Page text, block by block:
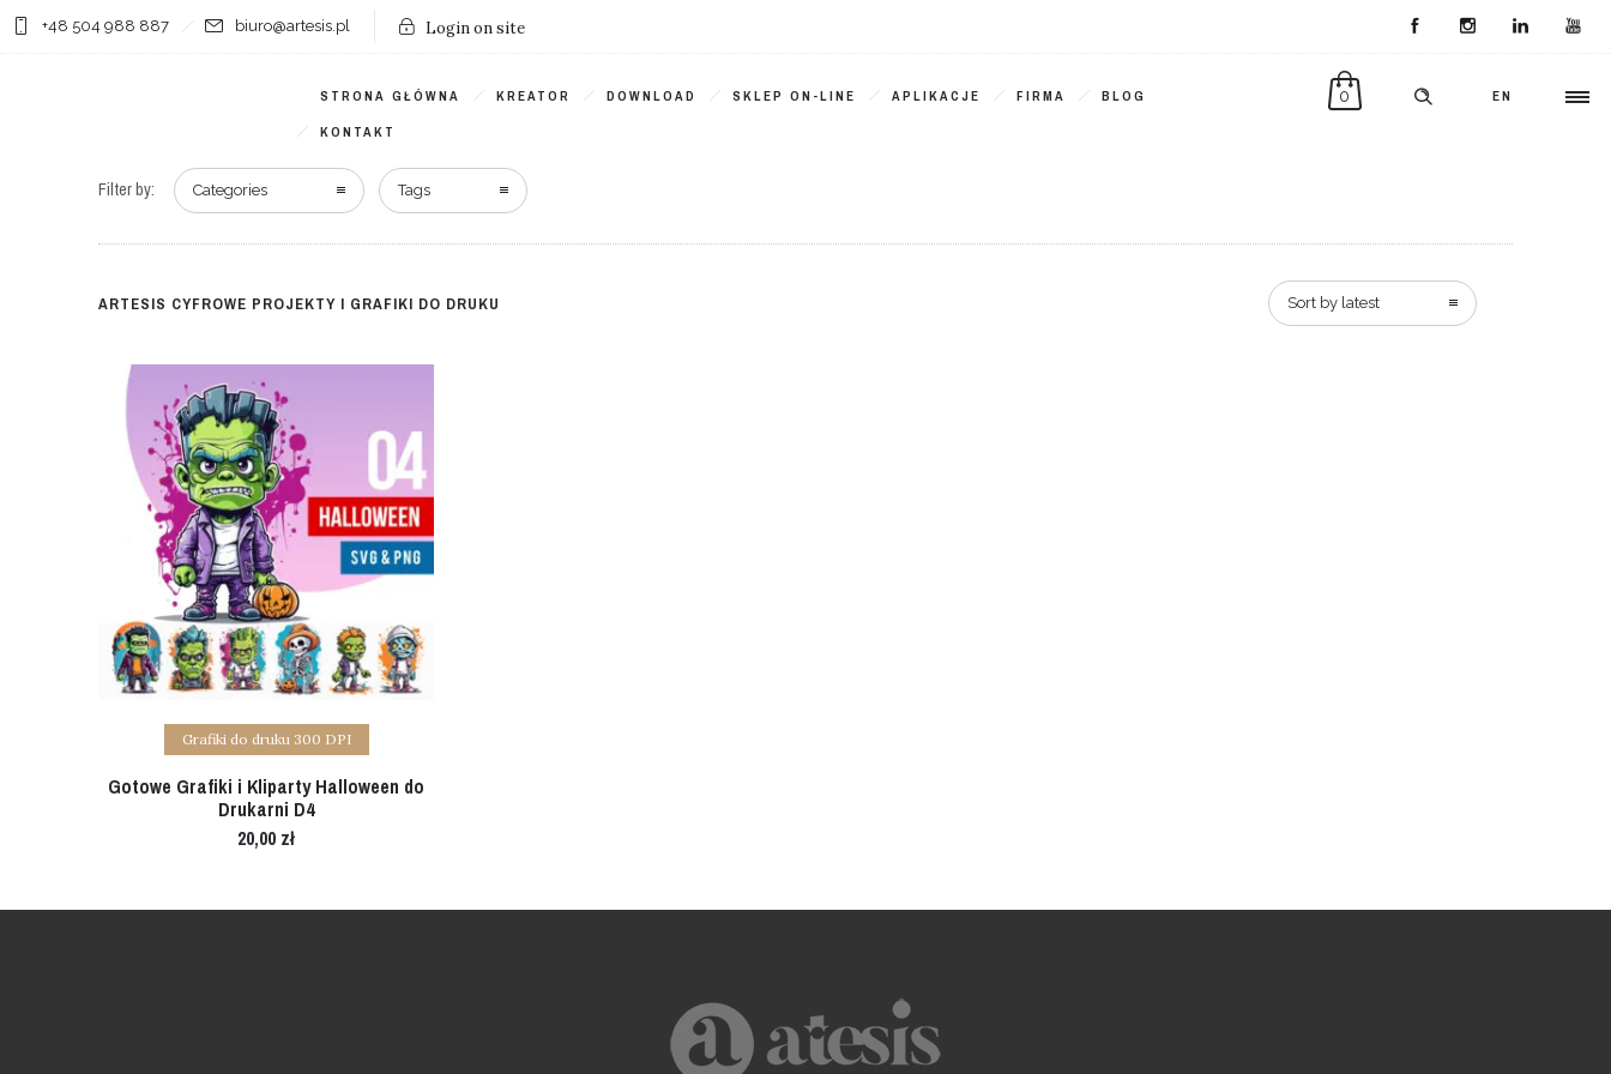
+48 504 988 887 biuro@artesis.pl Login on site
EN
0
STRONA GŁÓWNA KREATOR DOWNLOAD SKLEP ON-LINE APLIKACJE FIRMA BLOG
KONTAKT
Filter by: Categories Tags
ARTESIS CYFROWE PROJEKTY I GRAFIKI DO DRUKU Sort by latest
Add to cart
Grafiki do druku 300 DPI
Gotowe Grafiki i Kliparty Halloween do
Drukarni D4
20,00 zł